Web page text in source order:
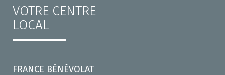
VOTRE CENTRE
LOCAL
FRANCE BÉNÉVOLAT